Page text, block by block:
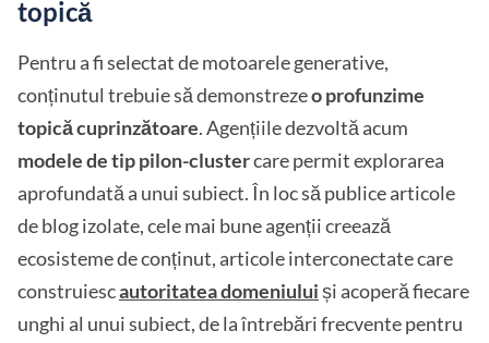
topică
Pentru a fi selectat de motoarele generative,
conținutul trebuie să demonstrezeo profunzime
topică cuprinzătoare. Agențiile dezvoltă acum
modele de tip pilon-clustercare permit explorarea
aprofundată a unui subiect. În loc să publice articole
de blog izolate, cele mai bune agenții creează
ecosisteme de conținut, articole interconectate care
construiescautoritatea domeniuluiși acoperă fiecare
unghi al unui subiect, de la întrebări frecvente pentru